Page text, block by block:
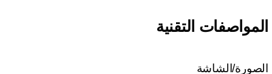
المواصفات التقنية
الصورة/الشاشة